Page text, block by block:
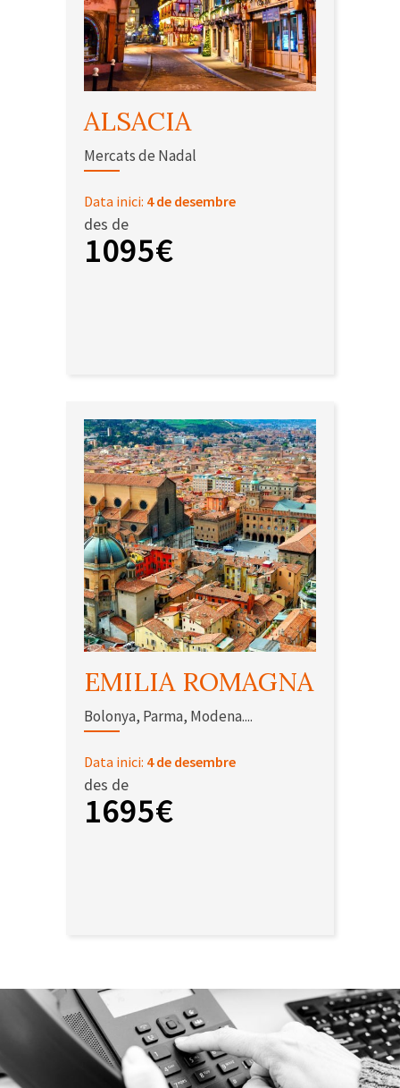
ALSACIA
Mercats de Nadal
Data inici: 4 de desembre
des de
1095€
EMILIA ROMAGNA
Bolonya, Parma, Modena....
Data inici: 4 de desembre
des de
1695€